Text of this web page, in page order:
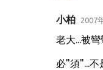
小柏 2007
老大...被
必"須"...不